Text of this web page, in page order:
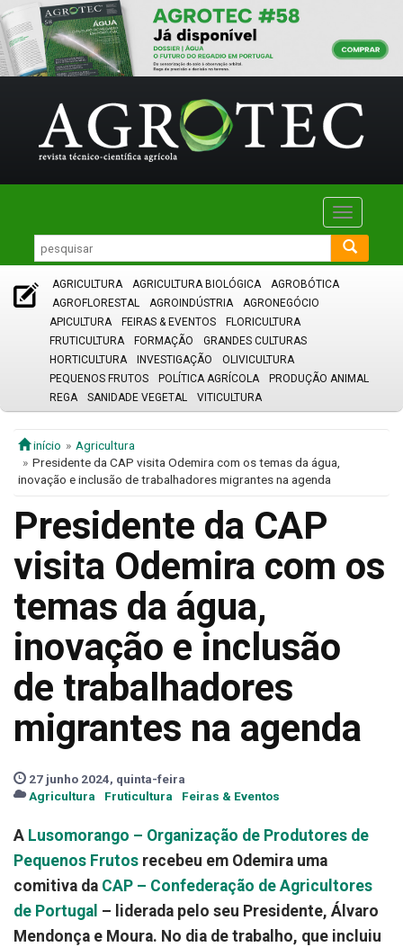
Toggle
AGRICULTURA AGRICULTURA BIOLÓGICA
AGROBÓTICA
AGROFLORESTAL
AGROINDÚSTRIA
AGRONEGÓCIO
APICULTURA
FEIRAS & EVENTOS
FLORICULTURA
FRUTICULTURA
FORMAÇÃO
GRANDES CULTURAS
HORTICULTURA
INVESTIGAÇÃO
OLIVICULTURA
PEQUENOS FRUTOS
POLÍTICA AGRÍCOLA
PRODUÇÃO ANIMAL
REGA
SANIDADE VEGETAL VITICULTURA
início
Agricultura
Presidente da CAP visita Odemira com os temas da água,
inovação e inclusão de trabalhadores migrantes na agenda
Presidente da CAP
visita Odemira com os
temas da água,
inovação e inclusão
de trabalhadores
migrantes na agenda
27 junho 2024, quinta-feira
Agricultura
Fruticultura Feiras & Eventos
A Lusomorango – Organização de Produtores de
Pequenos Frutos recebeu em Odemira uma
comitiva da CAP – Confederação de Agricultores
de Portugal – liderada pelo seu Presidente, Álvaro
Mendonça e Moura. No dia de trabalho, que incluiu